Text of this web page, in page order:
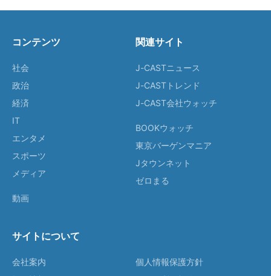
コンテンツ
社会
政治
経済
IT
エンタメ
スポーツ
メディア
動画
関連サイト
J-CASTニュース
J-CASTトレンド
J-CAST会社ウォッチ
BOOKウォッチ
東京バーゲンマニア
Jタウンネット
ゼロまる
サイトについて
会社案内
個人情報保護方針